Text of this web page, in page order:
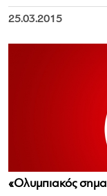
25.03.2015
«Ολυμπιακός